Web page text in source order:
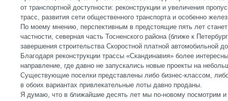
от транспортной доступности: реконструкции и увеличения
трасс, развития сети общественного транспорта и особенно
По моему мнению, перспективным в предстоящие пять лет
частности, северная часть Тосненского района (ближе к
завершения строительства Скоростной платной автомобильной
Благодаря реконструкции трассы «Скандинавия» более
направление, где давно не запускались новые проекты на
Существующие поселки представлены либо бизнес-классом,
в обоих вариантах привлекательные лоты давно проданы.
Я думаю, что в ближайшие десять лет мы по-новому посмотрим